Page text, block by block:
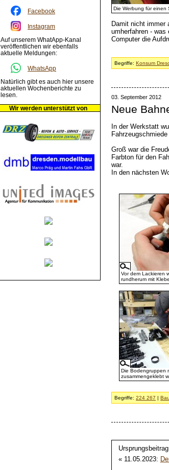
Die Werbung für einen
Damit nicht immer
umherfahren - was
Computer die
Begriffe:Konsum
03. September 2012
Neue
In der Werkstatt
Fahrzeugschmiede
Groß war die
Farbton für den
war.
In den nächsten
Vor dem Lackieren
rundherum mit
Die Bodengruppen
zusammengeklebt
Begriffe:224 267 |
« 11.05.2023:
Facebook
Instagram
Auf unserem WhatApp-Kanal
veröffentlichen wir ebenfalls
aktuelle Meldungen:
WhatsApp
Natürlich gibt es auch hier unsere
aktuellen Wochenberichte zu
lesen.
Wir werden unterstützt von